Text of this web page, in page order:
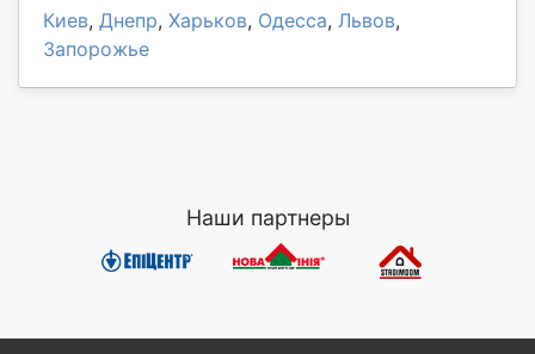
Киев, Днепр, Харьков, Одесса, Львов,
Запорожье
Наши партнеры